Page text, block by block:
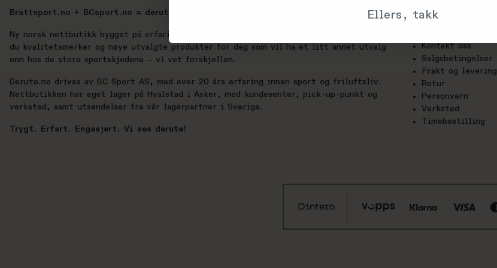
Brattsport.no + BCsport.no = derute.no
Ny norsk nettbutikk bygget på erfaring, lidenskap og ekte utstyrs-glede. Hos oss finner
du kvalitetsmerker og nøye utvalgte produkter for deg som vil ha et litt annet utvalg
enn hos de store sportskjedene – vi vet forskjellen.
Derute.no drives av BC Sport AS, med over 20 års erfaring innen sport og friluftsliv.
Nettbutikken har eget lager på Hvalstad i Asker, med kundesenter, pick-up-punkt og
verksted, samt utsendelser fra vår lagerpartner i Sverige.
Trygt. Erfart. Engasjert. Vi ses derute!
Trenger du hjelp?
Kontakt oss
Salgsbetingelser
Frakt og levering
Retur
Personvern
Verksted
Timebestilling
Ellers, takk